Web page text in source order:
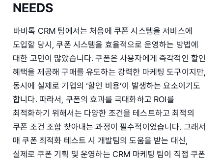
NEEDS
바비톡 CRM 팀에서는 처음에 쿠폰 시스템을 서비스에
도입할 당시, 쿠폰 시스템을 효율적으로 운영하는 방법에
대한 고민이 많았습니다. 쿠폰은 사용자에게 즉각적인 할인
혜택을 제공해 구매를 유도하는 강력한 마케팅 도구이지만,
동시에 실제로 기업의 ‘할인 비용’이 발생하는 요소이기도
합니다. 따라서, 쿠폰의 효과를 극대화하고 ROI를
최적화하기 위해서는 다양한 조건을 테스트하고 최적의
쿠폰 조건 조합 찾아내는 과정이 필수적이었습니다. 그래서
매 쿠폰 최적화 테스트 시 개발팀의 도움을 받는 대신,
실제로 쿠폰 기획 및 운영하는 CRM 마케팅 팀이 직접 쿠폰